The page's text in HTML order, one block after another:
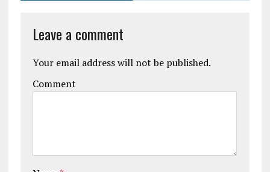
Leave a comment
Your email address will not be published.
Comment